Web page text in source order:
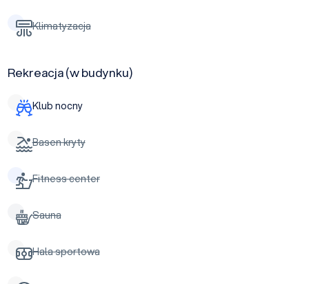
Klimatyzacja
Rekreacja (w budynku)
Klub nocny
Basen kryty
Fitness center
Sauna
Hala sportowa